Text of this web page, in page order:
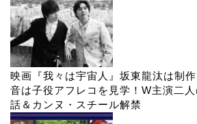
映画『我々は宇宙人』坂東龍汰は制
音は子役アフレコを見学！W主演二
話＆カンヌ・スチール解禁